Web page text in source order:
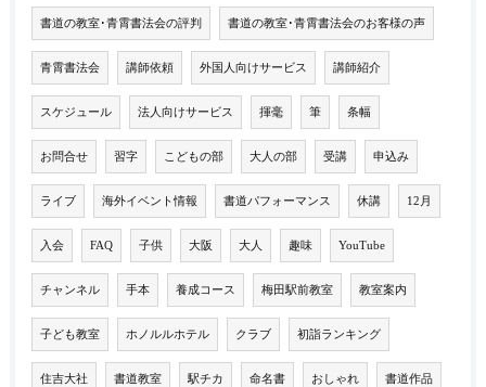
書道の教室･青霄書法会の評判 書道の教室･青霄書法会のお客様の声
青霄書法会 講師依頼 外国人向けサービス 講師紹介
スケジュール 法人向けサービス 揮毫 筆 条幅
お問合せ 習字 こどもの部 大人の部 受講 申込み
ライブ 海外イベント情報 書道パフォーマンス 休講 12月
入会 FAQ 子供 大阪 大人 趣味 YouTube
チャンネル 手本 養成コース 梅田駅前教室 教室案内
子ども教室 ホノルルホテル クラブ 初詣ランキング
住吉大社 書道教室 駅チカ 命名書 おしゃれ 書道作品